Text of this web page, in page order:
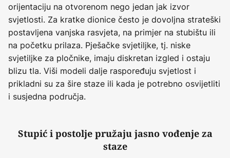
orijentaciju na otvorenom nego jedan jak izvor
svjetlosti. Za kratke dionice često je dovoljna strateški
postavljena vanjska rasvjeta, na primjer na stubištu ili
na početku prilaza. Pješačke svjetiljke, tj. niske
svjetiljke za pločnike, imaju diskretan izgled i ostaju
blizu tla. Viši modeli dalje raspoređuju svjetlost i
prikladni su za šire staze ili kada je potrebno osvijetliti
i susjedna područja.
Stupić i postolje pružaju jasno vođenje za
staze